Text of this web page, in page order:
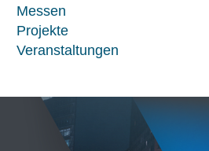
Messen
Projekte
Veranstaltungen